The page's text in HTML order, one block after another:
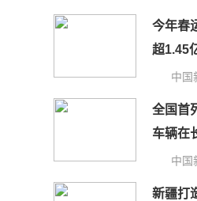
今年春
超1.45
中国
全国首
车辆在
中国
新疆打